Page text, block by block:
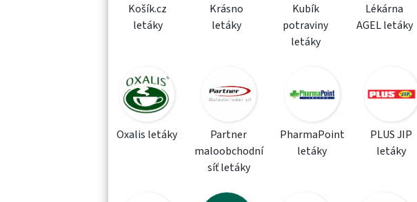
Košík.cz
letáky
Krásno
letáky
Kubík
potraviny
letáky
Lékárna
AGEL letáky
Oxalis letáky
Partner
maloobchodní
síť letáky
PharmaPoint
letáky
PLUS JIP
letáky